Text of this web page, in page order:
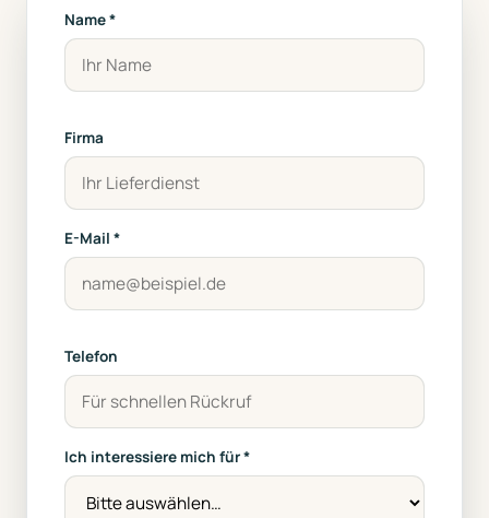
Name *
Firma
E-Mail *
Telefon
Ich interessiere mich für *